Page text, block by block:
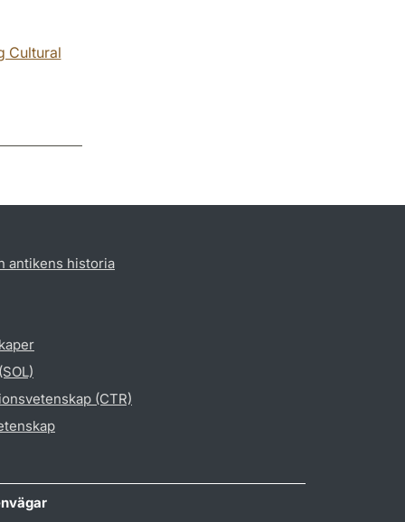
Cultural
antikens historia
(CTR)